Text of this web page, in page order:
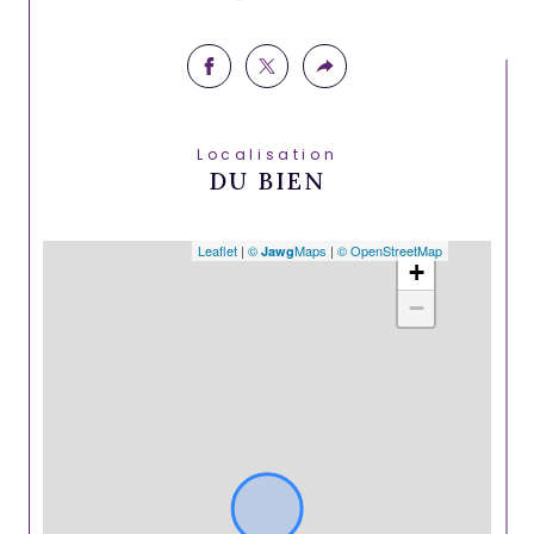
Localisation
DU BIEN
+
−
Leaflet | © JawgMaps | © OpenStreetMap